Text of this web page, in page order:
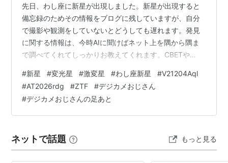
先日、わし座に新星が出現しました。新星が出現すると
備忘録のためその情報をブログに残していますが、自分
で撮影や観測をしていないとどうしても遅れます。発見
に関する情報は、今時AIに聞けばネット上を隅から隅ま
で調べてくれてしっかりお教えてくれます。CBETや
要約します。発見は、7月1日、位置は、わし座（赤経: 19
時 14分 31.37秒 赤緯: +12度 03分 53.6秒）。発見直後
には11等台まで明るくなりましたが、今は13等まで減光
しています。発見者は、Daily CV Alert Project (DCAP)の
#新星 #変光星 #激変星 #わし座新星 #V21204Aql
#AT2026rdg #ZTF #デジカメおじさん
#デジカメおじさんの足あと
ネットで話題 もっと見る